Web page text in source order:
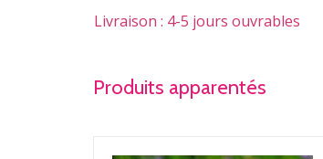
Livraison : 4-5 jours ouvrables
Produits apparentés